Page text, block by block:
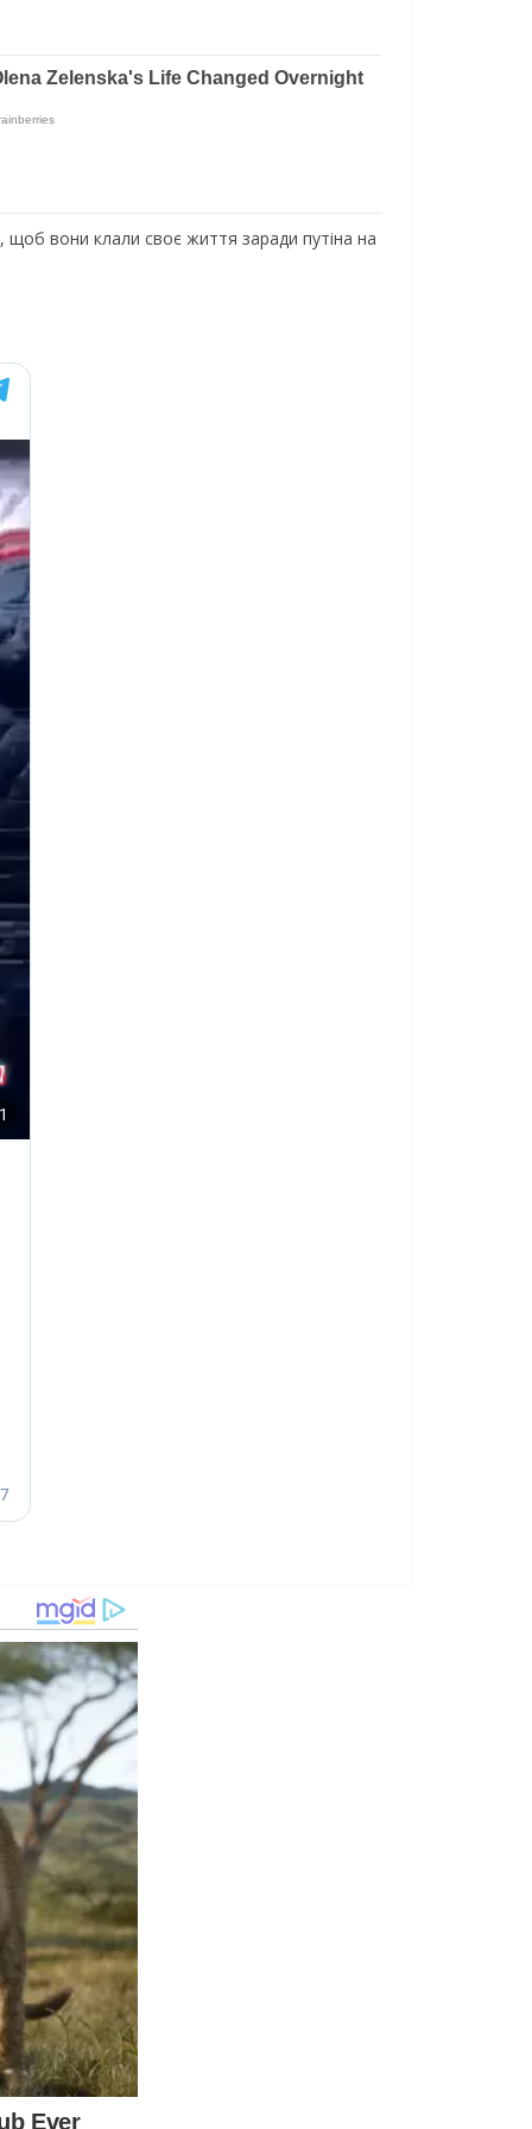
щоб вони клали своє життя заради путіна на